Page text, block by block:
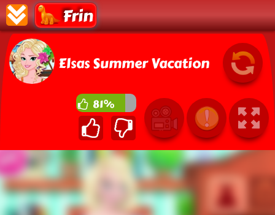
Frin
Elsas Summer Vacation
81%